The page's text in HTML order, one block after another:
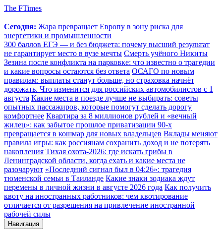
The FTimes
Сегодня: Жара превращает Европу в зону риска для
энергетики и промышленности
300 баллов ЕГЭ — и без бюджета: почему высший результат
не гарантирует место в вузе мечты Смерть учёного Никиты
Зезина после конфликта на парковке: что известно о трагедии
и какие вопросы остаются без ответа ОСАГО по новым
правилам: выплаты станут больше, но страховка начнёт
дорожать. Что изменится для российских автомобилистов с 1
августа Какие места в поезде лучше не выбирать: советы
опытных пассажиров, которые помогут сделать дорогу
комфортнее Квартира за 8 миллионов рублей и «вечный
жилец»: как забытое прошлое приватизации 90-х
превращается в кошмар для новых владельцев Вклады меняют
правила игры: как россиянам сохранить доход и не потерять
накопления Тихая охота-2026: где искать грибы в
Ленинградской области, когда ехать и какие места не
разочаруют «Последний сигнал был в 04:26»: трагедия
тюменской семьи в Таиланде Какие знаки зодиака ждут
перемены в личной жизни в августе 2026 года Как получить
квоту на иностранных работников: чем квотирование
отличается от разрешения на привлечение иностранной
рабочей силы
Навигация